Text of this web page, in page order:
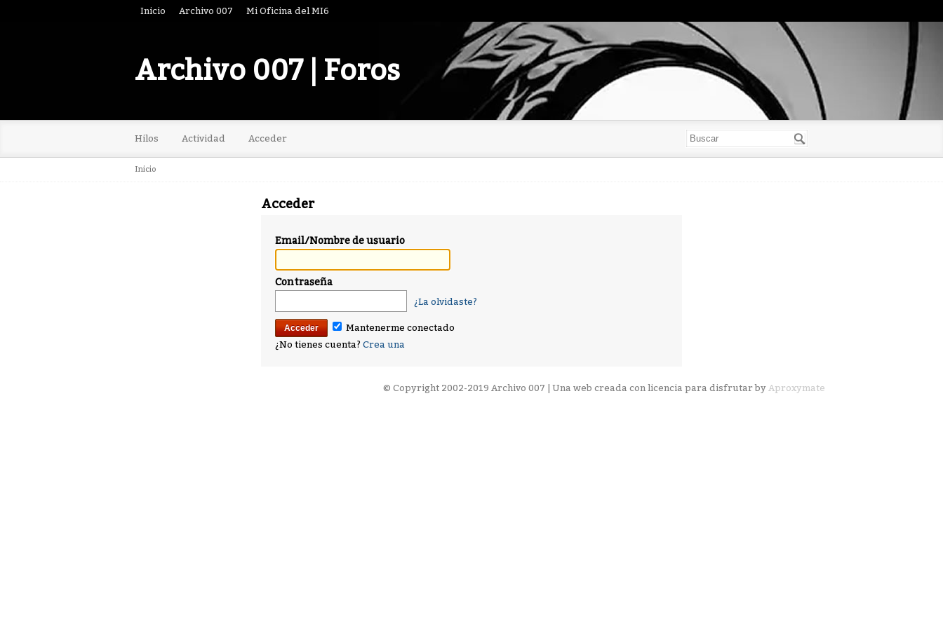
Inicio Archivo 007 Mi Oficina del MI6
Archivo 007 | Foros
Hilos Actividad Acceder
Inicio
Acceder
Email/Nombre de usuario
Contraseña
¿La olvidaste?
Mantenerme conectado
¿No tienes cuenta? Crea una
© Copyright 2002-2019 Archivo 007 | Una web creada con licencia para disfrutar by Aproxymate